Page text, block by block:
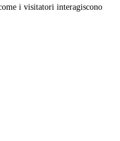
i visitatori interagiscono